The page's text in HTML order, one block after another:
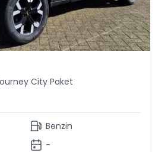
City Paket
Benzin
-